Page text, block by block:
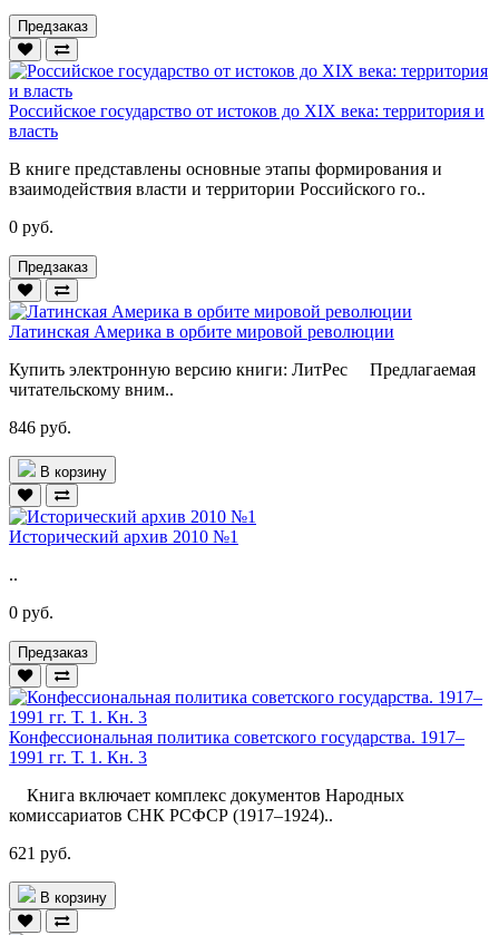
Предзаказ
Российское государство от истоков до XIX века: территория и
власть
В книге представлены основные этапы формирования и
взаимодействия власти и территории Российского го..
0 руб.
Предзаказ
Латинская Америка в орбите мировой революции
Купить электронную версию книги: ЛитРес Предлагаемая
читательскому вним..
846 руб.
В корзину
Исторический архив 2010 №1
..
0 руб.
Предзаказ
Конфессиональная политика советского государства. 1917–
1991 гг. Т. 1. Кн. 3
Книга включает комплекс документов Народных
комиссариатов СНК РСФСР (1917–1924)..
621 руб.
В корзину